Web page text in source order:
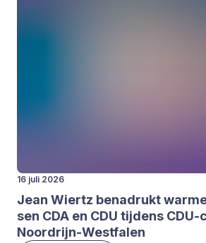
16 juli 2026
Jean Wiertz bena­drukt
sen CDA en CDU tij­dens CDU-
Noor­drijn-West­fa­len